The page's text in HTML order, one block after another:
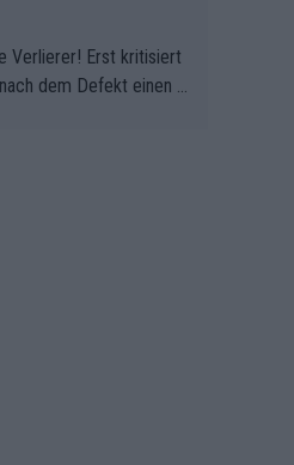
Verlierer! Erst kritisiert
dem Defekt einen r